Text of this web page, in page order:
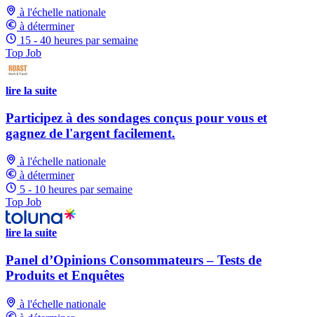
à l'échelle nationale
à déterminer
15 - 40 heures par semaine
Top Job
lire la suite
Participez à des sondages conçus pour vous et
gagnez de l'argent facilement.
à l'échelle nationale
à déterminer
5 - 10 heures par semaine
Top Job
lire la suite
Panel d’Opinions Consommateurs – Tests de
Produits et Enquêtes
à l'échelle nationale